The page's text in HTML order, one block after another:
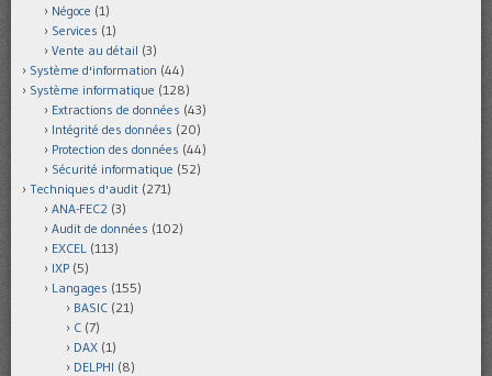
Négoce (1)
Services (1)
Vente au détail (3)
Système d'information (44)
Système informatique (128)
Extractions de données (43)
Intégrité des données (20)
Protection des données (44)
Sécurité informatique (52)
Techniques d'audit (271)
ANA-FEC2 (3)
Audit de données (102)
EXCEL (113)
IXP (5)
Langages (155)
BASIC (21)
C (7)
DAX (1)
DELPHI (8)